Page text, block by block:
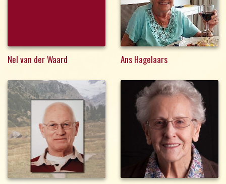
Nel van der Waard Ans Hagelaars